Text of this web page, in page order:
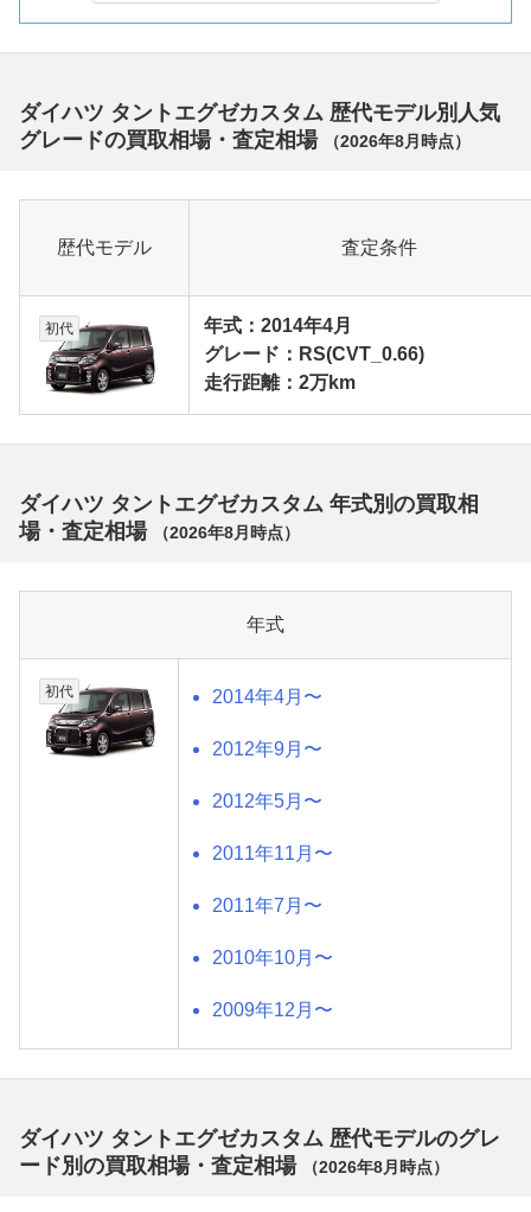
ダイハツ タントエグゼカスタム 歴代モデル別人気
グレードの買取相場・査定相場
（2026年8月 時点）
歴代モデル 査定条件
初代
年式：2014年4月
グレード：RS(CVT_0.66)
走行距離：2万km
ダイハツ タントエグゼカスタム 年式別の買取相
場・査定相場
（2026年8月 時点）
年式
初代 2014年4月〜
2012年9月〜
2012年5月〜
2011年11月〜
2011年7月〜
2010年10月〜
2009年12月〜
ダイハツ タントエグゼカスタム 歴代モデルのグレ
ード別の買取相場・査定相場
（2026年8月 時点）